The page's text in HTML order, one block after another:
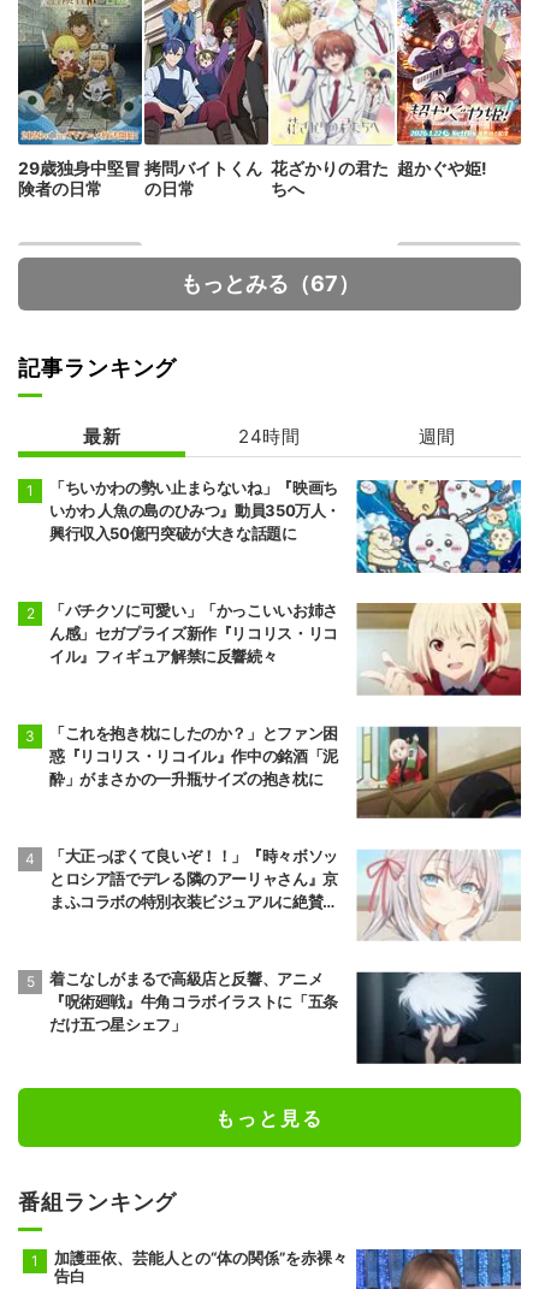
29歳独身中堅冒
険者の日常
拷問バイトくん
の日常
花ざかりの君た
ちへ
超かぐや姫!
シャンピニオン
の魔女
多聞くん今どっ
ち！？
もっとみる（67）
記事ランキング
最新 24時間 週間
「ちいかわの勢い止まらないね」『映画ち
いかわ 人魚の島のひみつ』動員350万人・
興行収入50億円突破が大きな話題に
「バチクソに可愛い」「かっこいいお姉さ
ん感」セガプライズ新作『リコリス・リコ
イル』フィギュア解禁に反響続々
「これを抱き枕にしたのか？」とファン困
惑『リコリス・リコイル』作中の銘酒「泥
酔」がまさかの一升瓶サイズの抱き枕に
「大正っぽくて良いぞ！！」『時々ボソッ
とロシア語でデレる隣のアーリャさん』京
まふコラボの特別衣装ビジュアルに絶賛の
着こなしがまるで高級店と反響、アニメ
『呪術廻戦』牛角コラボイラストに「五条
だけ五つ星シェフ」
もっと見る
番組ランキング
加護亜依、芸能人との“体の関係”を赤裸々
告白